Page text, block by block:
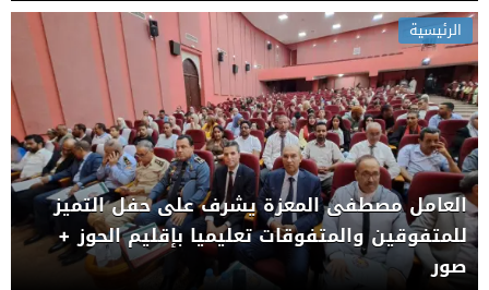
الرئيسية
العامل مصطفى المعزة يشرف على حفل التميز
للمتفوقين والمتفوقات تعليميا بإقليم الحوز +
صور